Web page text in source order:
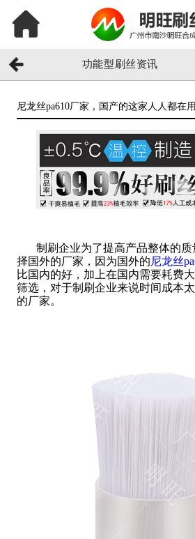
功能型刷丝资讯
尼龙丝pa610厂家，国产的这家人人都在
制刷企业为了提高产品整体的
择国外的厂家，因为国外的尼龙丝
比国内的好，加上在国内需要耗费
筛选，对于制刷企业来说时间成本
的厂家。